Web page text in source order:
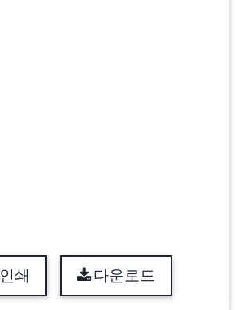
인쇄 다운로드